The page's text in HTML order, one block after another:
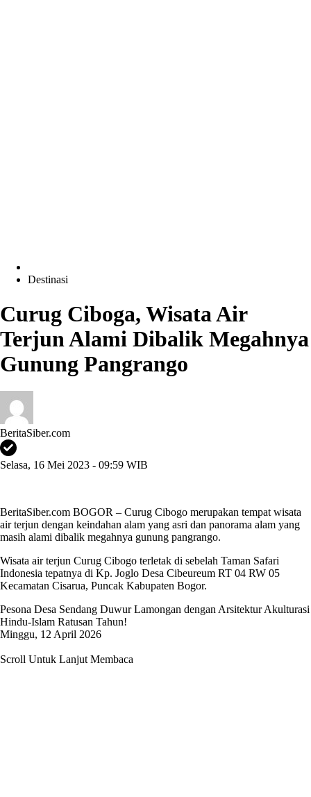
Destinasi
Curug Ciboga, Wisata Air
Terjun Alami Dibalik Megahnya
Gunung Pangrango
BeritaSiber.com
Selasa, 16 Mei 2023 - 09:59 WIB
BeritaSiber.com BOGOR – Curug Cibogo merupakan tempat wisata
air terjun dengan keindahan alam yang asri dan panorama alam yang
masih alami dibalik megahnya gunung pangrango.
Wisata air terjun Curug Cibogo terletak di sebelah Taman Safari
Indonesia tepatnya di Kp. Joglo Desa Cibeureum RT 04 RW 05
Kecamatan Cisarua, Puncak Kabupaten Bogor.
Pesona Desa Sendang Duwur Lamongan dengan Arsitektur Akulturasi
Hindu-Islam Ratusan Tahun!
Minggu, 12 April 2026
Scroll Untuk Lanjut Membaca